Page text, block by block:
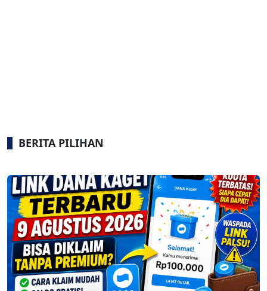
BERITA PILIHAN